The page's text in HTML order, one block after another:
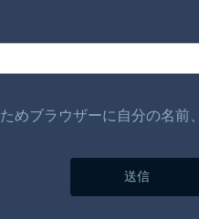
めブラウザーに自分の名